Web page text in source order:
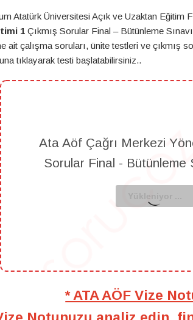
Atatürk Üniversitesi Açık ve Uzaktan Eğitim
1 Çıkmış Sorular Final – Bütünleme
ait çalışma soruları, ünite testleri ve çıkmış
tıklayarak testi başlatabilirsiniz..
Ata Aöf Çağrı Merkezi
Sorular Final - Bütünleme
* ATA AÖF Vize